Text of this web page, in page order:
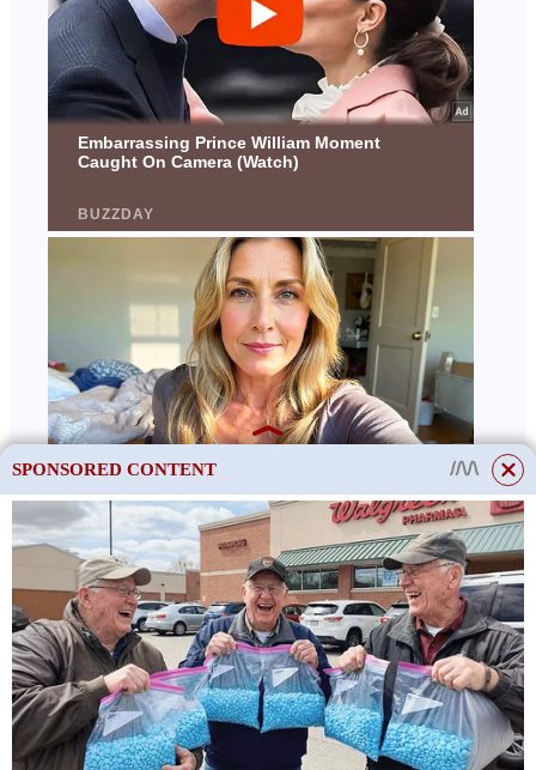
SPONSORED CONTENT